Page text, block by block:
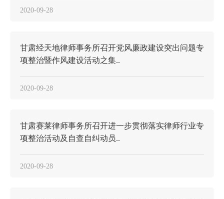
2020-09-28
甘肃经天地律师事务所召开党风廉政建设突出问题专
项整治暨作风建设活动之集..
2020-09-28
甘肃赛莱律师事务所召开进一步贯彻落实律师行业专
项整治活动及自查自纠动员..
2020-09-28